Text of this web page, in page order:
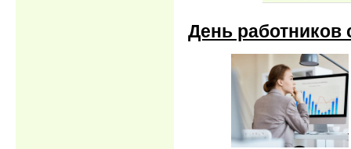
День работников